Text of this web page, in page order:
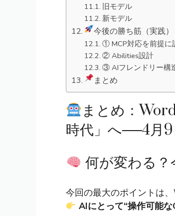
旧モデル
新モデル
今後の勝ち筋（実践）
① MCP対応を前提に
② Abilities設計
③ AIフレンドリー構
まとめ
まとめ：
時代」へ──4月9
何が変わる
今回の最大のポイントは、
AIにとって“操作可能な